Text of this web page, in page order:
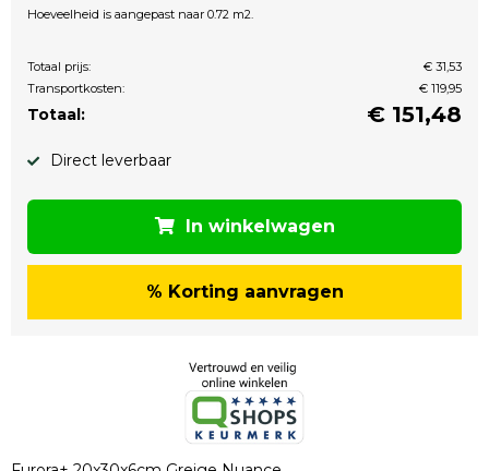
Hoeveelheid is aangepast naar 0.72 m2.
Totaal prijs:
€ 31,53
Transportkosten:
€ 119,95
Totaal: € 151,48
Direct leverbaar
In winkelwagen
% Korting aanvragen